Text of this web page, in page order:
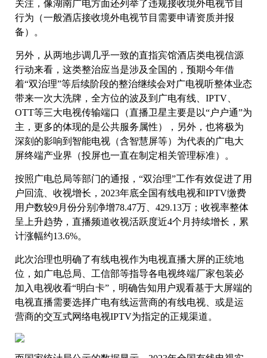
关注，像湖南广电方面还列举了违规接收境外电视节目
行为（一般酒店接收境外电视节目需要申请资质并报
备）。
另外，从两地步调几乎一致的直指宾馆酒店类电视信源
行动来看，这类整治应当是涉及全国的，预期今年借
着“双治理”等后续阶段的整治继续会对广电视听整体业态
带来一次大洗牌，全方位的波及到广电有线、IPTV、
OTT等三大电视传输端口（直播卫星主要是以“户户通”为
主，更多的体现的是公共服务属性），另外，也将极为
深刻的影响到智能电视（含智慧屏等）为代表的广电大
屏终端产业界（投屏也一直在制定相关管理标准）。
按照广电总局等部门的通报，“双治理”工作有效促进了用
户回流、收视增长，2023年底全国有线电视和IPTV缴费
用户数较9月份分别净增78.47万、429.13万；收视率整体
呈上升趋势，直播频道收视活跃度近4个月持续增长，累
计涨幅约13.6%。
此次治理也明确了有线电视作为电视直播大屏的正统地
位，如广电总局、工信部等指导各电视终端厂家包装必
加入电视收看“明白卡”，明确告知用户观看基于大屏端的
电视直播需要选择广电有线运营商的有线电视、或是运
营商的交互式网络电视IPTV为指定的正规渠道。